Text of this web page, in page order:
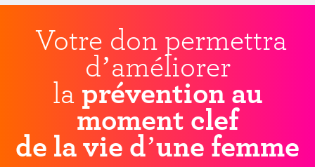
Votre don permettra
d’améliorer
la prévention au
moment clef
de la vie d’une femme